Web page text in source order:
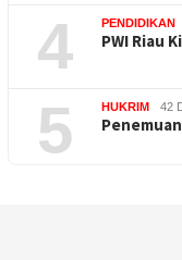
4 PENDIDIKAN
PWI Riau
5 HUKRIM 42